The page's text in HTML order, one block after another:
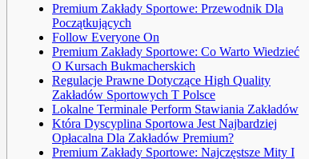
Premium Zakłady Sportowe: Przewodnik Dla
Początkujących
Follow Everyone On
Premium Zakłady Sportowe: Co Warto Wiedzieć
O Kursach Bukmacherskich
Regulacje Prawne Dotyczące High Quality
Zakładów Sportowych T Polsce
Lokalne Terminale Perform Stawiania Zakładów
Która Dyscyplina Sportowa Jest Najbardziej
Opłacalna Dla Zakładów Premium?
Premium Zakłady Sportowe: Najczęstsze Mity I